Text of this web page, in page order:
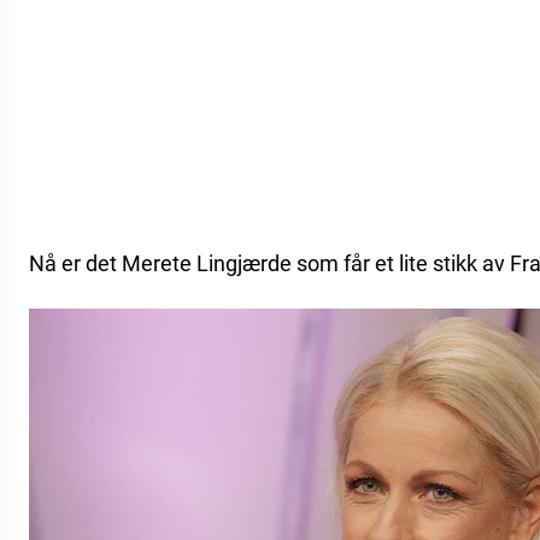
Nå er det Merete Lingjærde som får et lite stikk av